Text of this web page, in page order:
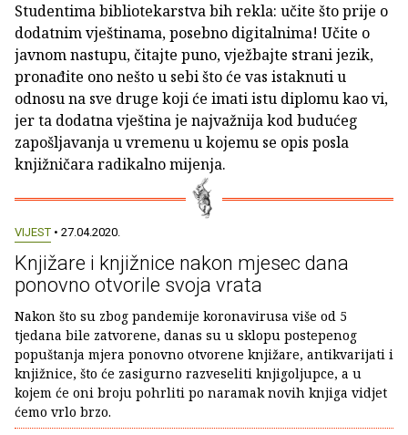
Studentima bibliotekarstva bih rekla: učite što prije o
dodatnim vještinama, posebno digitalnima! Učite o
javnom nastupu, čitajte puno, vježbajte strani jezik,
pronađite ono nešto u sebi što će vas istaknuti u
odnosu na sve druge koji će imati istu diplomu kao vi,
jer ta dodatna vještina je najvažnija kod budućeg
zapošljavanja u vremenu u kojemu se opis posla
knjižničara radikalno mijenja.
VIJEST • 27.04.2020.
Knjižare i knjižnice nakon mjesec dana
ponovno otvorile svoja vrata
Nakon što su zbog pandemije koronavirusa više od 5
tjedana bile zatvorene, danas su u sklopu postepenog
popuštanja mjera ponovno otvorene knjižare, antikvarijati i
knjižnice, što će zasigurno razveseliti knjigoljupce, a u
kojem će oni broju pohrliti po naramak novih knjiga vidjet
ćemo vrlo brzo.